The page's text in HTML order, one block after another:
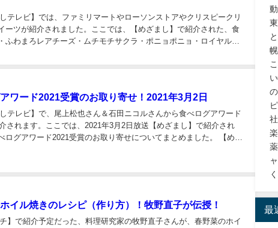
テレビ】では、ファミリマートやローソンストアやクリスピークリ
ーツが紹介されました。ここでは、【めざまし】で紹介された、食
ふわまろレアチーズ・ムチモチサクラ・ポニョポニョ・ロイヤルハ
てまとめました。 【めざまし】...
ワード2021受賞のお取り寄せ！2021年3月2日
テレビ】で、尾上松也さん＆石田ニコルさんから食べログアワード
されます。ここでは、2021年3月2日放送【めざまし】で紹介され
ログアワード2021受賞のお取り寄せについてまとめました。 【めざ
イル焼きのレシピ（作り方）！牧野直子が伝授！
】で紹介予定だった、料理研究家の牧野直子さんが、春野菜のホイ
動
最